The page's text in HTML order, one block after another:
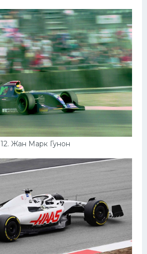
12. Жан Марк Гунон